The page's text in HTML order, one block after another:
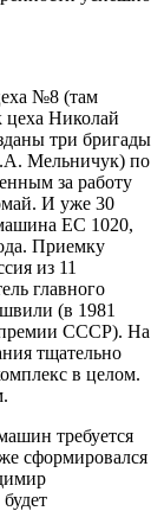
№8 (там
цеха Николай
три бригады
Мельничук) по
за работу
И уже 30
ЕС 1020,
Приемку
из 11
главного
(в 1981
премии СССР). На
тщательно
в целом.
требуется
сформировался